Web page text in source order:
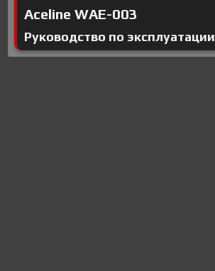
Aceline WAE-003
Руководство по эксплуатации